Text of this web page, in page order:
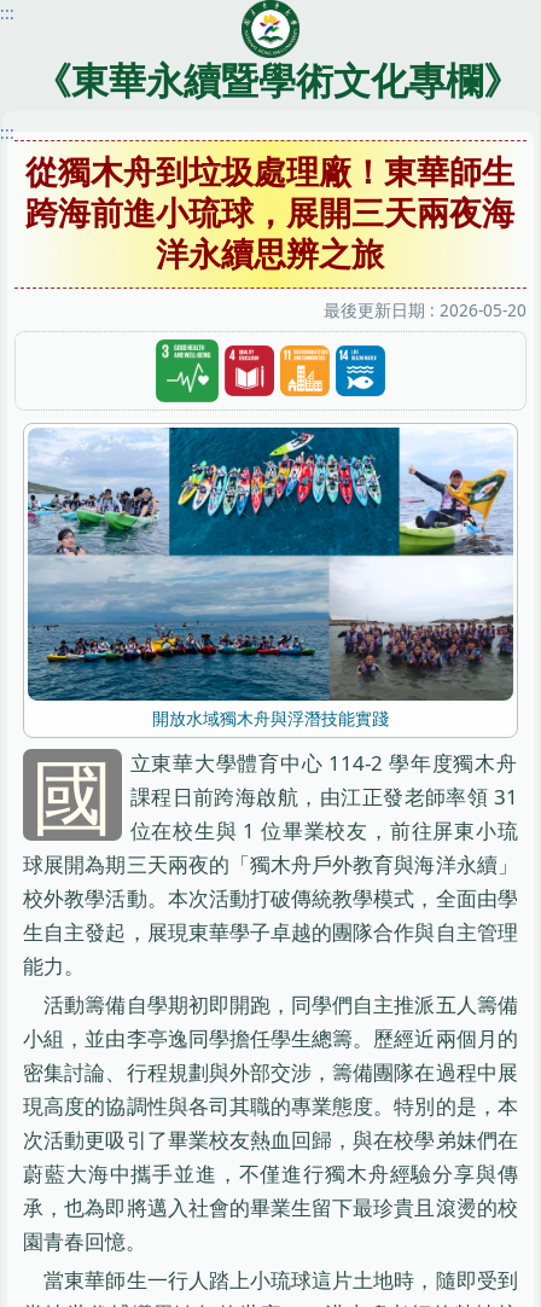
跳
內
區
:::
《東華永續暨學術文化專欄》
:::
從獨木舟到垃圾處理廠！東華師生
跨海前進小琉球，展開三天兩夜海
洋永續思辨之旅
最後更新日期 : 2026-05-20
開放水域獨木舟與浮潛技能實踐
國
立東華大學體育中心 114-2 學年度獨木舟
課程日前跨海啟航，由江正發老師率領 31
位在校生與 1 位畢業校友，前往屏東小琉
球展開為期三天兩夜的「獨木舟戶外教育與海洋永續」
校外教學活動。本次活動打破傳統教學模式，全面由學
生自主發起，展現東華學子卓越的團隊合作與自主管理
能力。
活動籌備自學期初即開跑，同學們自主推派五人籌備
小組，並由李亭逸同學擔任學生總籌。歷經近兩個月的
密集討論、行程規劃與外部交涉，籌備團隊在過程中展
現高度的協調性與各司其職的專業態度。特別的是，本
次活動更吸引了畢業校友熱血回歸，與在校學弟妹們在
蔚藍大海中攜手並進，不僅進行獨木舟經驗分享與傳
承，也為即將邁入社會的畢業生留下最珍貴且滾燙的校
園青春回憶。
當東華師生一行人踏上小琉球這片土地時，隨即受到